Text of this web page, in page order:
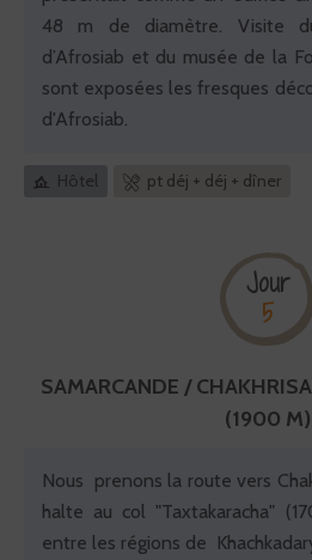
48 m de diamètre. Visite
d’Afrosiab et du musée de la
sont exposées les fresques
d'Afrosiab.
Hôtel pt déj + déj + dîner
Jour
5
SAMARCANDE /
(1900 M)
Nous prenons la route vers
halte au col "Taxtakaracha"
entre les régions de